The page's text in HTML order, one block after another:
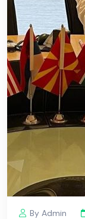
By Admin